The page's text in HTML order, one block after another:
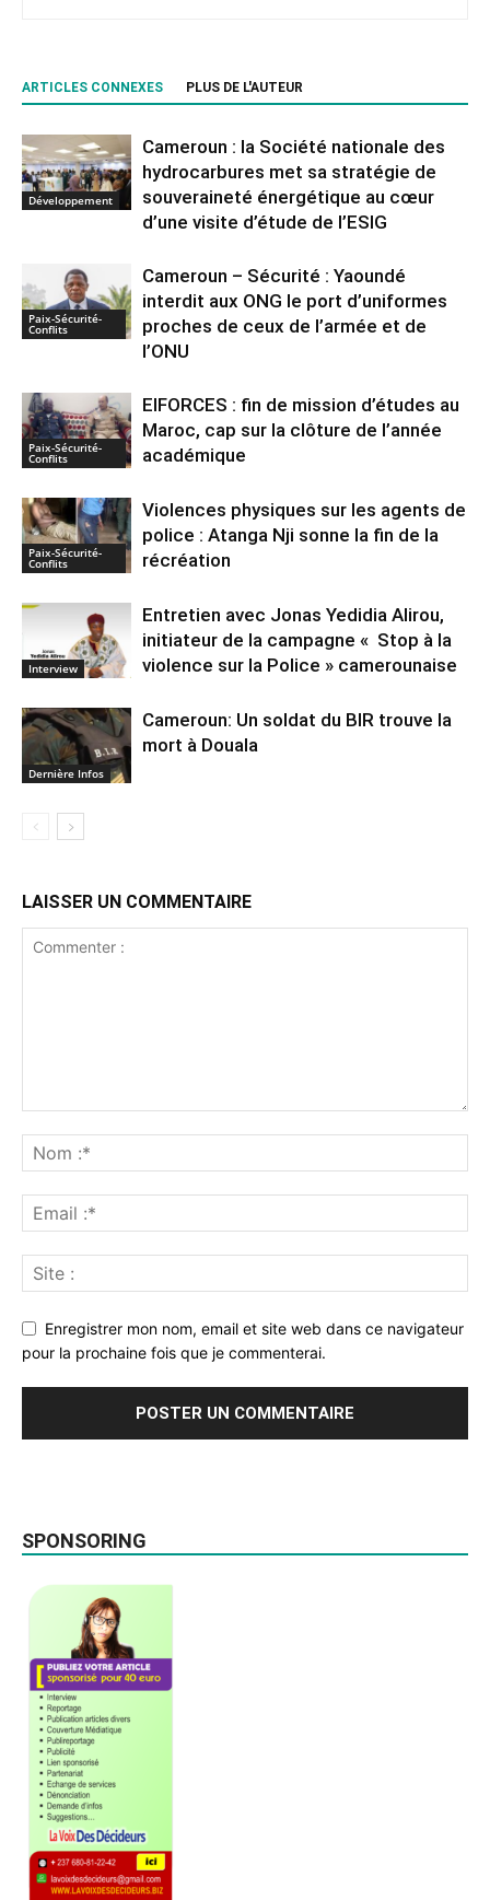
ARTICLES CONNEXES PLUS DE L'AUTEUR
Développement
Cameroun : la Société nationale des
hydrocarbures met sa stratégie de
souveraineté énergétique au cœur
d’une visite d’étude de l’ESIG
Paix-Sécurité-
Conflits
Cameroun – Sécurité : Yaoundé
interdit aux ONG le port d’uniformes
proches de ceux de l’armée et de
l’ONU
Paix-Sécurité-
Conflits
EIFORCES : fin de mission d’études au
Maroc, cap sur la clôture de l’année
académique
Paix-Sécurité-
Conflits
Violences physiques sur les agents de
police : Atanga Nji sonne la fin de la
récréation
Interview
Entretien avec Jonas Yedidia Alirou,
initiateur de la campagne « Stop à la
violence sur la Police » camerounaise
Dernière Infos
Cameroun: Un soldat du BIR trouve la
mort à Douala
LAISSER UN COMMENTAIRE
Enregistrer mon nom, email et site web dans ce navigateur
pour la prochaine fois que je commenterai.
SPONSORING